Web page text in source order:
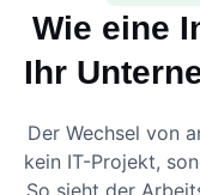
Wie eine
Ihr
Der Wechsel von
kein IT-Projekt,
So sieht der